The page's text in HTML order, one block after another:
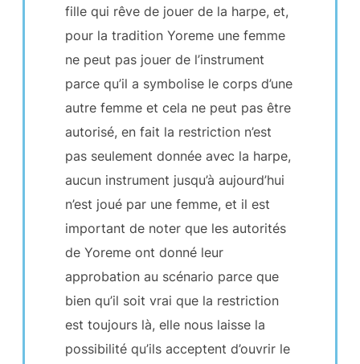
fille qui rêve de jouer de la harpe, et,
pour la tradition Yoreme une femme
ne peut pas jouer de l’instrument
parce qu’il a symbolise le corps d’une
autre femme et cela ne peut pas être
autorisé, en fait la restriction n’est
pas seulement donnée avec la harpe,
aucun instrument jusqu’à aujourd’hui
n’est joué par une femme, et il est
important de noter que les autorités
de Yoreme ont donné leur
approbation au scénario parce que
bien qu’il soit vrai que la restriction
est toujours là, elle nous laisse la
possibilité qu’ils acceptent d’ouvrir le